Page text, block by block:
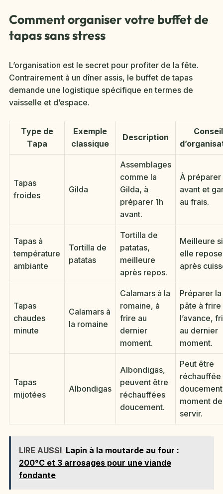
Comment organiser votre buffet de
tapas sans stress
L’organisation est le secret pour profiter de la fête.
Contrairement à un dîner assis, le buffet de tapas
demande une logistique spécifique en termes de
vaisselle et d’espace.
Type de
Tapa
Exemple
classique
Description
Conseil
Tapas
froides
Gilda
Assemblages
comme la
Gilda, à
préparer 1h
avant.
À préparer
avant et
au frais.
Tapas à
température
ambiante
Tortilla de
patatas
Tortilla de
patatas,
meilleure
après repos.
Meilleure si
elle
après
Tapas
chaudes
minute
Calamars à
la romaine
Calamars à la
romaine, à
frire au
dernier
moment.
Préparer la
pâte à frire
l’avance,
au dernier
moment.
Tapas
mijotées
Albondigas
Albondigas,
peuvent être
réchauffées
doucement.
Peut être
réchauffée
moment de
servir.
LIRE AUSSI Lapin à la moutarde au four :
200°C et 3 arrosages pour une viande
fondante